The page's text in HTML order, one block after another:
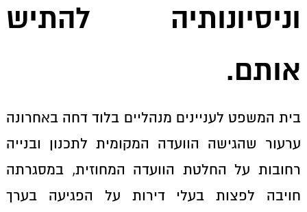
וניסיונותיה להתיש
אותם.
בית המשפט לעניינים מנהליים בלוד דחה באחרונה
ערעור שהגישה הוועדה המקומית לתכנון ובנייה
רחובות על החלטת הוועדה המחוזית, במסגרתה
חויבה לפצות בעלי דירות על הפגיעה בערך